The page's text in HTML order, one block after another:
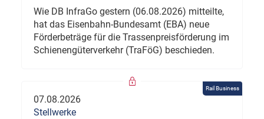
Wie DB InfraGo gestern (06.08.2026) mitteilte,
hat das Eisenbahn-Bundesamt (EBA) neue
Förderbeträge für die Trassenpreisförderung im
Schienengüterverkehr (TraFöG) beschieden.
Rail Business
07.08.2026
Stellwerke